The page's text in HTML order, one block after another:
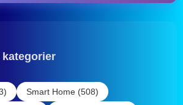
Smart Home (508)